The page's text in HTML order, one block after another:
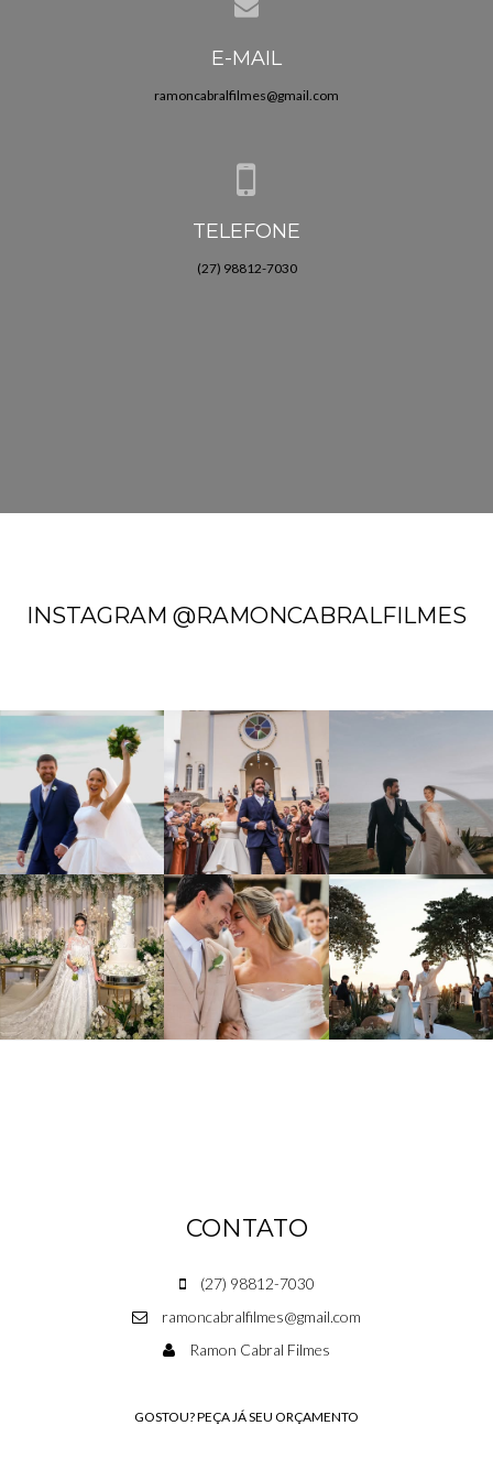
E-MAIL
ramoncabralfilmes@gmail.com
TELEFONE
(27) 98812-7030
INSTAGRAM @RAMONCABRALFILMES
CONTATO
(27) 98812-7030
ramoncabralfilmes@gmail.com
Ramon Cabral Filmes
GOSTOU? PEÇA JÁ SEU ORÇAMENTO